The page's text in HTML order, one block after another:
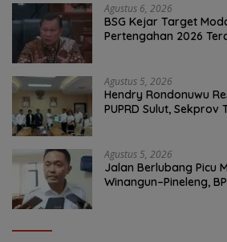
Agustus 6, 2026
BSG Kejar Target
Pertengahan 2026
Agustus 5, 2026
Hendry Rondonuwu
PUPRD Sulut, Sekprov
Agustus 5, 2026
Jalan Berlubang Picu
Winangun–Pineleng,